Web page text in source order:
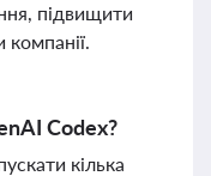
підвищити
компанії.
Codex?
кілька